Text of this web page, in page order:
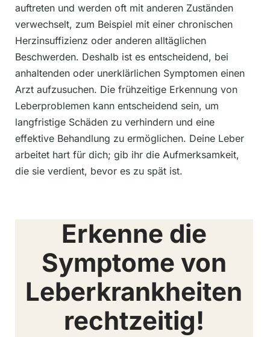
auftreten und werden oft mit anderen Zuständen
verwechselt, zum Beispiel mit einer chronischen
Herzinsuffizienz oder anderen alltäglichen
Beschwerden. Deshalb ist es entscheidend, bei
anhaltenden oder unerklärlichen Symptomen einen
Arzt aufzusuchen. Die frühzeitige Erkennung von
Leberproblemen kann entscheidend sein, um
langfristige Schäden zu verhindern und eine
effektive Behandlung zu ermöglichen. Deine Leber
arbeitet hart für dich; gib ihr die Aufmerksamkeit,
die sie verdient, bevor es zu spät ist.
Erkenne die
Symptome von
Leberkrankheiten
rechtzeitig!